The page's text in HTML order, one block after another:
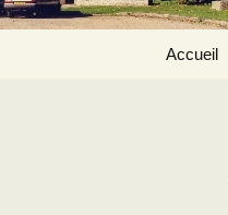
Accueil